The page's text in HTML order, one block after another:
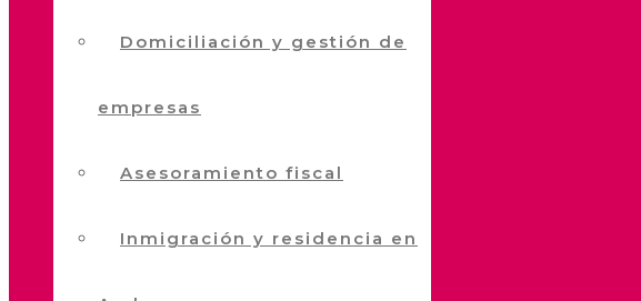
Domiciliación y gestión de
empresas
Asesoramiento fiscal
Inmigración y residencia en